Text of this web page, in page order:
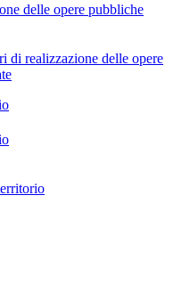
delle opere pubbliche
di realizzazione delle opere